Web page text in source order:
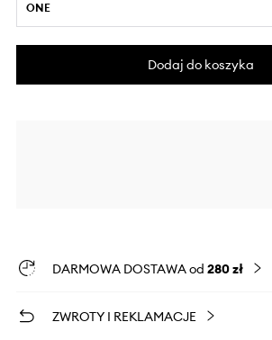
ONE
Dodaj do koszyka
DARMOWA DOSTAWA od 280 zł
ZWROTY I REKLAMACJE